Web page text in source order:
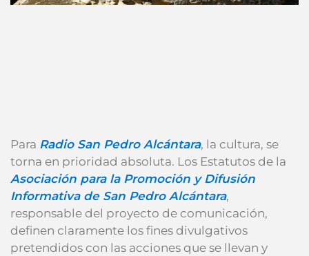
Para Radio San Pedro Alcántara, la cultura, se
torna en prioridad absoluta. Los Estatutos de la
Asociación para la Promoción y Difusión
Informativa de San Pedro Alcántara,
responsable del proyecto de comunicación,
definen claramente los fines divulgativos
pretendidos con las acciones que se llevan y